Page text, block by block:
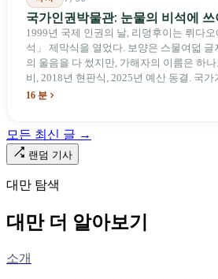
국가인권박물관: 눈물의 비석에
1999년 국제 인권의 날, 리덩후이는 뤼다오
석」 제막식을 열었다. 보양은 스물여덟
의 울음을 다 썼지만, 가해자의 이름은 하
비, 2018년 현판식, 2025년 예산 동결. 국
념하기 위해 스스로 세운 박물관. 계엄 해제
16 분
모든 최신 글 →
랜덤 기사
대만 탐색
대만 더 알아보기
소개